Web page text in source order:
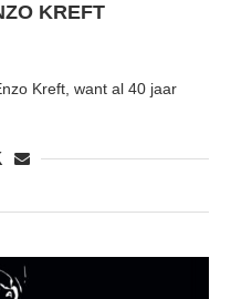
KREFT
Kreft, want al 40 jaar